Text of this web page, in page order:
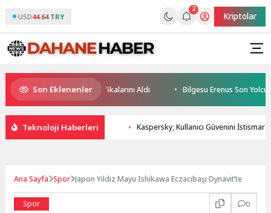
USD44.64 TRY
2
Kriptolar
Son Eklenenler
Yüzücüleri Sertifikalarını Aldı Bilgesu Erenus Son
Teknoloji Haberleri Kaspersky, Kullanıcı Güvenini İstismar
Ana Sayfa Spor Japon Yıldız Mayu Ishikawa Eczacıbaşı Dynavit’te
Spor 0